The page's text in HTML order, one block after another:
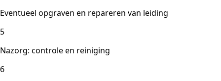
Eventueel opgraven en repareren van leiding
5
Nazorg: controle en reiniging
6